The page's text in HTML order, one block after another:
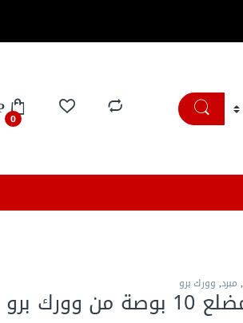
0
, مبرد, وورك برو
مبرد مبطط مضلع 10 بوصة من وورك